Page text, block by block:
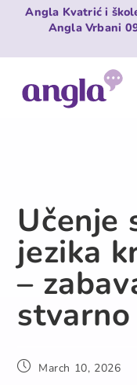
Angla Kvatrić i
Angla Vrbani
Učenje
jezika
–
stvarno
March 10, 2026